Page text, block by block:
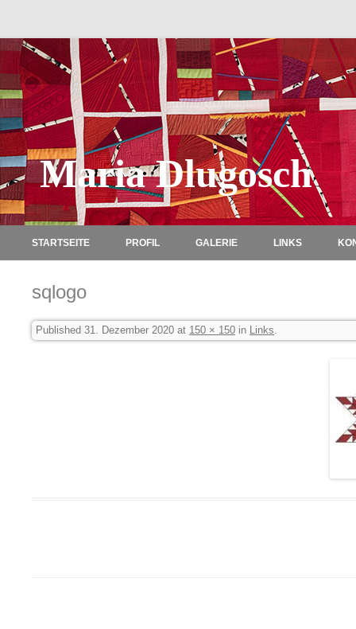
Maria Dlugosch
STARTSEITE PROFIL GALERIE LINKS
sqlogo
Published 31. Dezember 2020 at 150 × 150 in Links.